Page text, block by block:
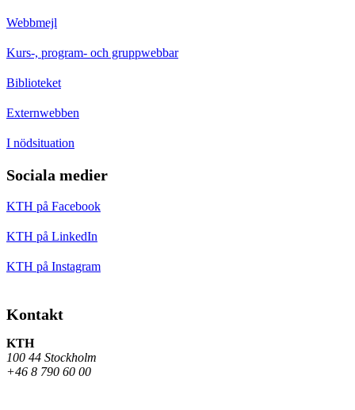
Webbmejl
Kurs-, program- och gruppwebbar
Biblioteket
Externwebben
I nödsituation
Sociala medier
KTH på Facebook
KTH på LinkedIn
KTH på Instagram
Kontakt
KTH
100 44 Stockholm
+46 8 790 60 00